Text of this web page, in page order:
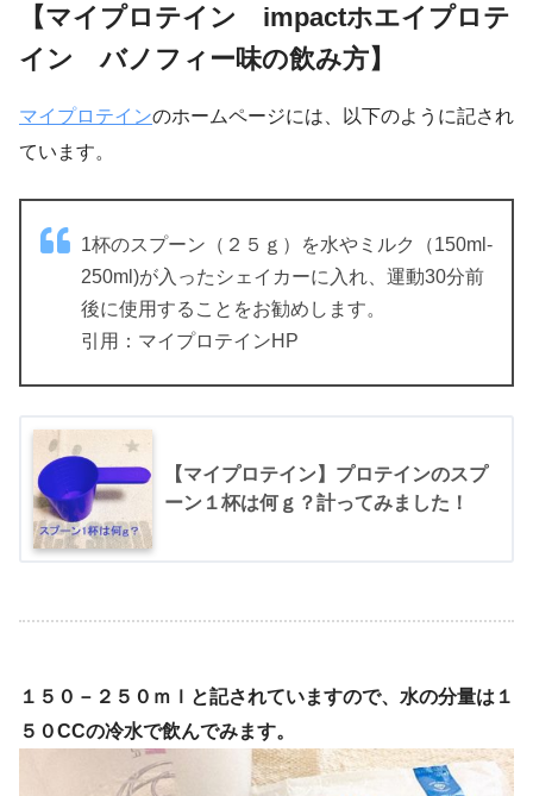
【マイプロテイン impactホエイプロテ
イン バノフィー味の飲み方】
マイプロテインのホームページには、以下のように記され
ています。
1杯のスプーン（２５ｇ）を水やミルク（150ml-
250ml)が入ったシェイカーに入れ、運動30分前
後に使用することをお勧めします。
引用：マイプロテインHP
【マイプロテイン】プロテインのスプ
ーン１杯は何ｇ？計ってみました！
１５０－２５０ｍｌと記されていますので、水の分量は１
５０CCの冷水で飲んでみます。